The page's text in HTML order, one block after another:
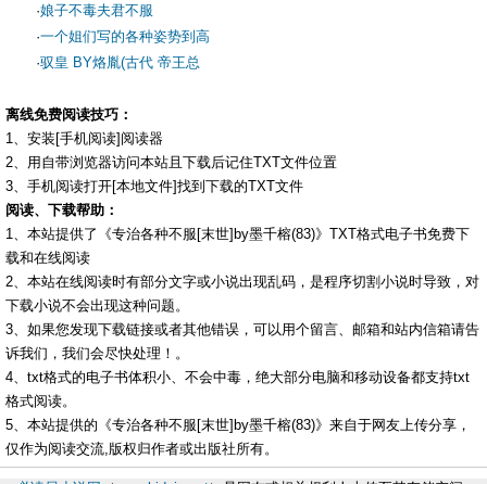
·娘子不毒夫君不服
·一个姐们写的各种姿势到高
·驭皇 BY烙胤(古代 帝王总
离线免费阅读技巧：
1、安装[手机阅读]阅读器
2、用自带浏览器访问本站且下载后记住TXT文件位置
3、手机阅读打开[本地文件]找到下载的TXT文件
阅读、下载帮助：
1、本站提供了《专治各种不服[末世]by墨千榕(83)》TXT格式电子书免费下
载和在线阅读
2、本站在线阅读时有部分文字或小说出现乱码，是程序切割小说时导致，对
下载小说不会出现这种问题。
3、如果您发现下载链接或者其他错误，可以用个留言、邮箱和站内信箱请告
诉我们，我们会尽快处理！。
4、txt格式的电子书体积小、不会中毒，绝大部分电脑和移动设备都支持txt
格式阅读。
5、本站提供的《专治各种不服[末世]by墨千榕(83)》来自于网友上传分享，
仅作为阅读交流,版权归作者或出版社所有。